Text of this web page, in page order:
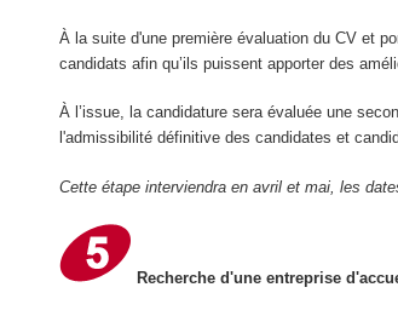
À la suite d'une première évaluation du CV et
candidats afin qu’ils puissent apporter des
À l’issue, la candidature sera évaluée une
l'admissibilité définitive des candidates et
Cette étape interviendra en avril et mai, les
Recherche d'une entreprise